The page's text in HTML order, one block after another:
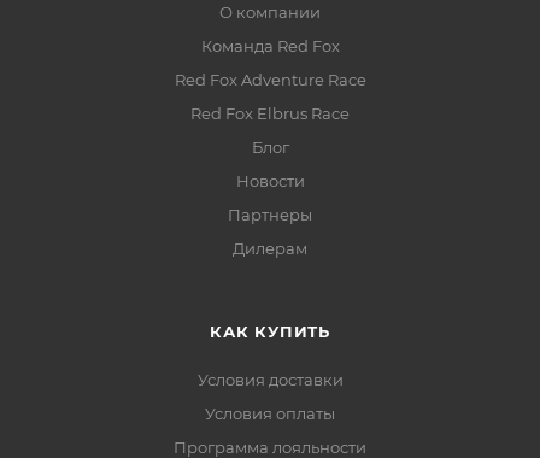
О компании
Команда Red Fox
Red Fox Adventure Race
Red Fox Elbrus Race
Блог
Новости
Партнеры
Дилерам
КАК КУПИТЬ
Условия доставки
Условия оплаты
Программа лояльности